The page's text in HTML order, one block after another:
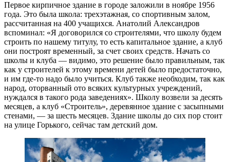
Первое кирпичное здание в городе заложили в ноябре 1956
года. Это была школа: трехэтажная, со спортивным залом,
рассчитанная на 400 учащихся. Анатолий Александров
вспоминал: «Я договорился со строителями, что школу будем
строить по нашему титулу, то есть капитальное здание, а клуб
они построят временный, за счет своих средств. Начать со
школы и клуба — видимо, это решение было правильным, так
как у строителей к этому времени детей было предостаточно,
и им где-то надо было учиться. Клуб также необходим, так как
народ, оторванный ото всяких культурных учреждений,
нуждался в такого рода заведениях». Школу возвели за десять
месяцев, а клуб «Строитель», деревянное здание с засыпными
стенами, — за шесть месяцев. Здание школы до сих пор стоит
на улице Горького, сейчас там детский дом.